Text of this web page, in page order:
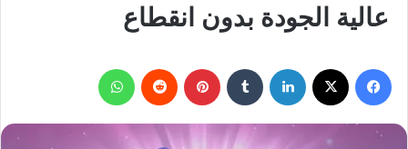
عالية الجودة بدون انقطاع
فيسبوك لينكدإن بينتيريست